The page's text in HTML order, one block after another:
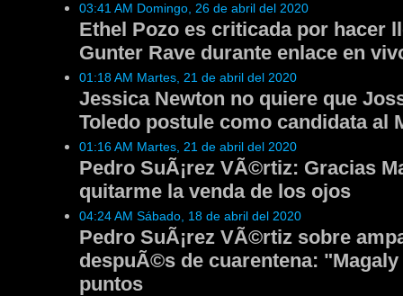
03:41 AM Domingo, 26 de abril del 2020
Ethel Pozo es criticada por hacer
Gunter Rave durante enlace en
01:18 AM Martes, 21 de abril del 2020
Jessica Newton no quiere que
Toledo postule como candidata al
01:16 AM Martes, 21 de abril del 2020
Pedro SuÃ¡rez VÃ©rtiz: Gracias
quitarme la venda de los ojos
04:24 AM Sábado, 18 de abril del 2020
Pedro SuÃ¡rez VÃ©rtiz sobre
despuÃ©s de cuarentena: "Magaly
puntos